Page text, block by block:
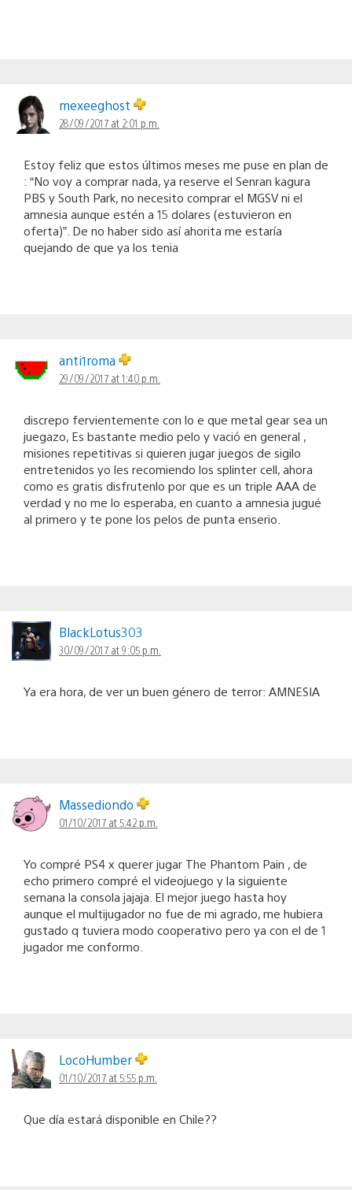
mexeeghost
28/09/2017 at 2:01 p.m.
Estoy feliz que estos últimos meses me puse en plan de
: “No voy a comprar nada, ya reserve el Senran kagura
PBS y South Park, no necesito comprar el MGSV ni el
amnesia aunque estén a 15 dolares (estuvieron en
oferta)”. De no haber sido así ahorita me estaría
quejando de que ya los tenia
anti1roma
29/09/2017 at 1:40 p.m.
discrepo fervientemente con lo e que metal gear sea un
juegazo, Es bastante medio pelo y vació en general ,
misiones repetitivas si quieren jugar juegos de sigilo
entretenidos yo les recomiendo los splinter cell, ahora
como es gratis disfrutenlo por que es un triple AAA de
verdad y no me lo esperaba, en cuanto a amnesia jugué
al primero y te pone los pelos de punta enserio.
BlackLotus303
30/09/2017 at 9:05 p.m.
Ya era hora, de ver un buen género de terror: AMNESIA
Massediondo
01/10/2017 at 5:42 p.m.
Yo compré PS4 x querer jugar The Phantom Pain , de
echo primero compré el videojuego y la siguiente
semana la consola jajaja. El mejor juego hasta hoy
aunque el multijugador no fue de mi agrado, me hubiera
gustado q tuviera modo cooperativo pero ya con el de 1
jugador me conformo.
LocoHumber
01/10/2017 at 5:55 p.m.
Que día estará disponible en Chile??